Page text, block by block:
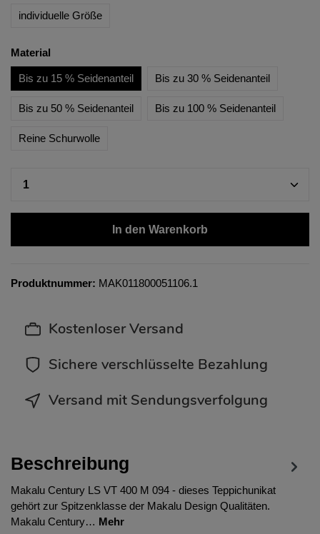
individuelle Größe
Material
Bis zu 15 % Seidenanteil Bis zu 30 % Seidenanteil
Bis zu 50 % Seidenanteil Bis zu 100 % Seidenanteil
Reine Schurwolle
In den Warenkorb
Produktnummer: MAK011800051106.1
Kostenloser Versand
Sichere verschlüsselte Bezahlung
Versand mit Sendungsverfolgung
Beschreibung
Makalu Century LS VT 400 M 094 - dieses Teppichunikat
gehört zur Spitzenklasse der Makalu Design Qualitäten.
Makalu Century… Mehr